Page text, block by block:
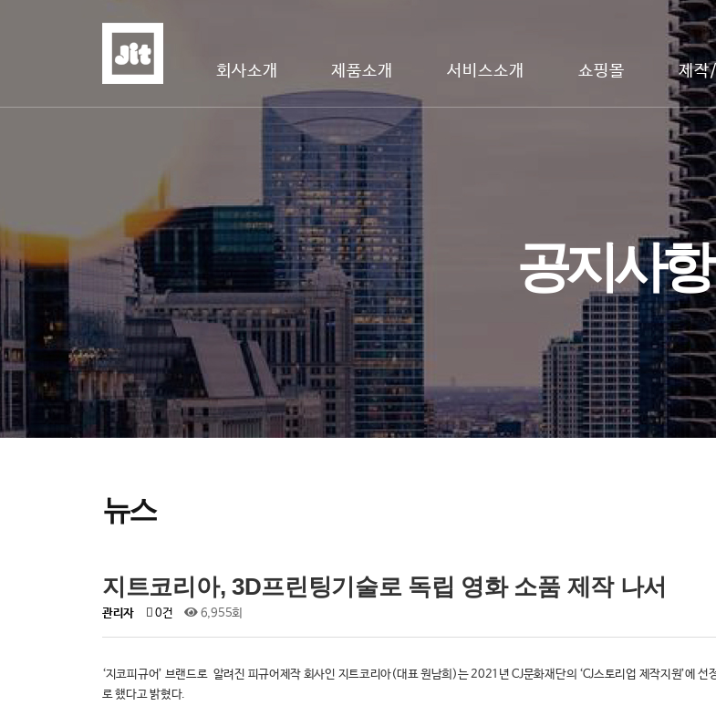
회사소개 제품소개 서비스소개 쇼핑몰 제작
공지사항
뉴스
지트코리아, 3D프린팅기술로 독립 영화 소품 제작 나서
관리자 0건 6,955회
‘지코피규어’ 브랜드로 알려진 피규어제작 회사인 지트코리아(대표 원남희)는 2021년 CJ문화재단의 ‘CJ스토리업 제작지원’에
로 했다고 밝혔다.